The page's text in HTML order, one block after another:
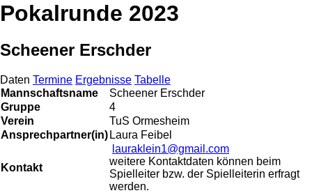
Pokalrunde 2023
Scheener Erschder
Daten Termine Ergebnisse Tabelle
Mannschaftsname
Scheener Erschder
Gruppe
4
Verein
TuS Ormesheim
Ansprechpartner(in) Laura Feibel
Kontakt
lauraklein1@gmail.com
weitere Kontaktdaten können beim
Spielleiter bzw. der Spielleiterin erfragt
werden.